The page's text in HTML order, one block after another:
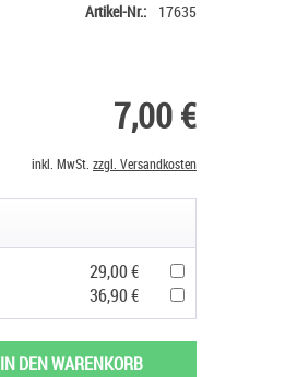
Artikel-Nr.: 17635
7,00 €
inkl. MwSt. zzgl. Versandkosten
29,00 €
36,90 €
IN DENWARENKORB